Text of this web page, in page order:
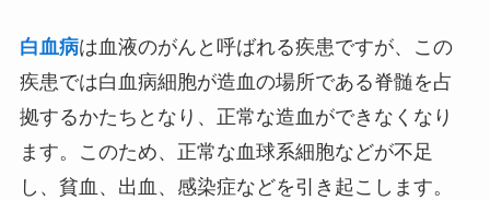
白血病は血液のがんと呼ばれる疾患ですが、この
疾患では白血病細胞が造血の場所である脊髄を占
拠するかたちとなり、正常な造血ができなくなり
ます。このため、正常な血球系細胞などが不足
し、貧血、出血、感染症などを引き起こします。